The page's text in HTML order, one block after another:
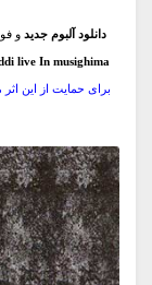
دانلود آلبوم جدید و
live In musighima
برای حمایت از این اثر